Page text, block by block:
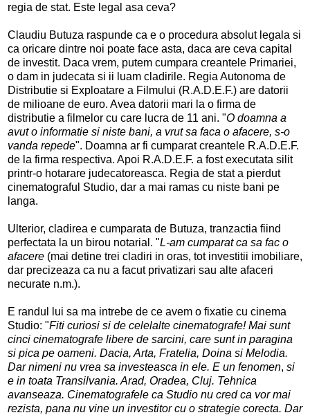
regia de stat. Este legal asa ceva?
Claudiu Butuza raspunde ca e o procedura absolut legala si
ca oricare dintre noi poate face asta, daca are ceva capital
de investit. Daca vrem, putem cumpara creantele Primariei,
o dam in judecata si ii luam cladirile. Regia Autonoma de
Distributie si Exploatare a Filmului (R.A.D.E.F.) are datorii
de milioane de euro. Avea datorii mari la o firma de
distributie a filmelor cu care lucra de 11 ani. "O doamna a
avut o informatie si niste bani, a vrut sa faca o afacere, s-o
vanda repede". Doamna ar fi cumparat creantele R.A.D.E.F.
de la firma respectiva. Apoi R.A.D.E.F. a fost executata silit
printr-o hotarare judecatoreasca. Regia de stat a pierdut
cinematograful Studio, dar a mai ramas cu niste bani pe
langa.
Ulterior, cladirea e cumparata de Butuza, tranzactia fiind
perfectata la un birou notarial. "L-am cumparat ca sa fac o
afacere (mai detine trei cladiri in oras, tot investitii imobiliare,
dar precizeaza ca nu a facut privatizari sau alte afaceri
necurate n.m.).
E randul lui sa ma intrebe de ce avem o fixatie cu cinema
Studio: "Fiti curiosi si de celelalte cinematografe! Mai sunt
cinci cinematografe libere de sarcini, care sunt in paragina
si pica pe oameni. Dacia, Arta, Fratelia, Doina si Melodia.
Dar nimeni nu vrea sa investeasca in ele. E un fenomen, si
e in toata Transilvania. Arad, Oradea, Cluj. Tehnica
avanseaza. Cinematografele ca Studio nu cred ca vor mai
rezista, pana nu vine un investitor cu o strategie corecta. Dar